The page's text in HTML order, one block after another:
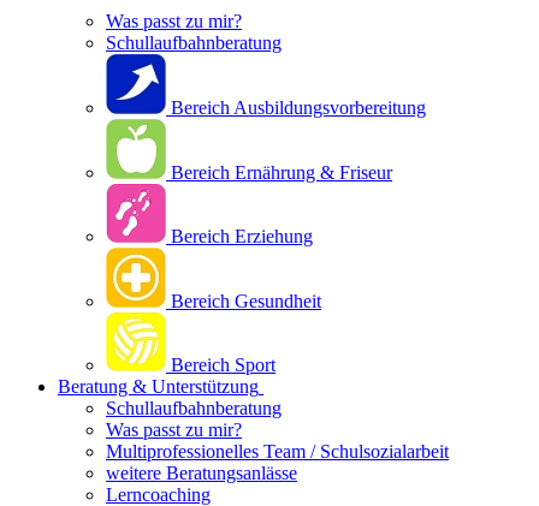
Was passt zu mir?
Schullaufbahnberatung
Bereich Ausbildungsvorbereitung
Bereich Ernährung & Friseur
Bereich Erziehung
Bereich Gesundheit
Bereich Sport
Beratung & Unterstützung
Schullaufbahnberatung
Was passt zu mir?
Multipro­fessionelles Team / Schulsozialarbeit
weitere Beratungsanlässe
Lerncoaching